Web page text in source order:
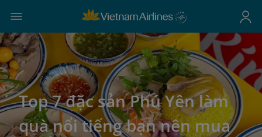
Top 7 đặc sản Phú Yên làm
quà nổi tiếng bạn nên mua